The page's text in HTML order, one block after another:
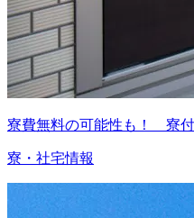
寮費無料の可能性も！ 寮
寮・社宅情報